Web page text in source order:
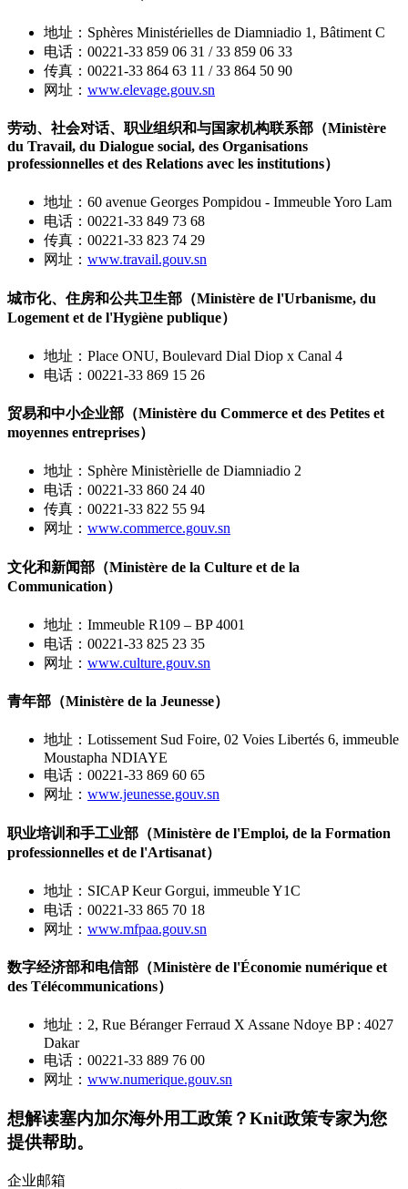
地址：Sphères Ministérielles de Diamniadio 1, Bâtiment C
电话：00221-33 859 06 31 / 33 859 06 33
传真：00221-33 864 63 11 / 33 864 50 90
网址： www.elevage.gouv.sn
劳动、社会对话、职业组织和与国家机构联系部（Ministère
du Travail, du Dialogue social, des Organisations
professionnelles et des Relations avec les institutions）
地址：60 avenue Georges Pompidou - Immeuble Yoro Lam
电话：00221-33 849 73 68
传真：00221-33 823 74 29
网址： www.travail.gouv.sn
城市化、住房和公共卫生部（Ministère de l'Urbanisme, du
Logement et de l'Hygiène publique）
地址：Place ONU, Boulevard Dial Diop x Canal 4
电话：00221-33 869 15 26
贸易和中小企业部（Ministère du Commerce et des Petites et
moyennes entreprises）
地址：Sphère Ministèrielle de Diamniadio 2
电话：00221-33 860 24 40
传真：00221-33 822 55 94
网址： www.commerce.gouv.sn
文化和新闻部（Ministère de la Culture et de la
Communication）
地址：Immeuble R109 – BP 4001
电话：00221-33 825 23 35
网址： www.culture.gouv.sn
青年部（Ministère de la Jeunesse）
地址：Lotissement Sud Foire, 02 Voies Libertés 6, immeuble
Moustapha NDIAYE
电话：00221-33 869 60 65
网址： www.jeunesse.gouv.sn
职业培训和手工业部（Ministère de l'Emploi, de la Formation
professionnelles et de l'Artisanat）
地址：SICAP Keur Gorgui, immeuble Y1C
电话：00221-33 865 70 18
网址： www.mfpaa.gouv.sn
数字经济部和电信部（Ministère de l'Économie numérique et
des Télécommunications）
地址：2, Rue Béranger Ferraud X Assane Ndoye BP : 4027
Dakar
电话：00221-33 889 76 00
网址： www.numerique.gouv.sn
想解读塞内加尔海外用工政策？Knit政策专家为您
提供帮助。
企业邮箱